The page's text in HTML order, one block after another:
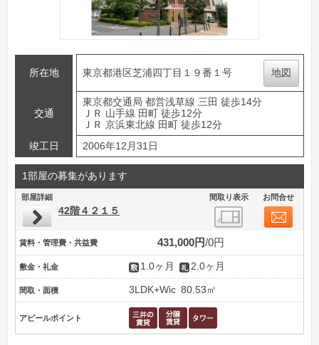
所在地 東京都港区芝浦四丁目１９番１号 地図
交通
東京都交通局 都営浅草線 三田 徒歩14分
ＪＲ 山手線 田町 徒歩12分
ＪＲ 京浜東北線 田町 徒歩12分
竣工日
2006年12月31日
1部屋の募集があります
部屋詳細 間取り表示 お問合せ
42階４２１５
賃料・管理費・共益費 431,000円 0円
敷金・礼金 1.0ヶ月 2.0ヶ月
間取・面積 3LDK+Wic 80.53㎡
アピールポイント